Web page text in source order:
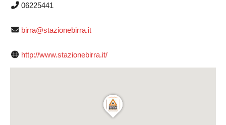
06225441
birra@stazionebirra.it
http://www.stazionebirra.it/